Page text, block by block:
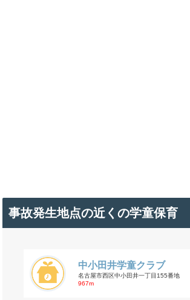
事故発生地点の近くの学童保育
中小田井学童クラブ
名古屋市西区中小田井一丁目155番地
967m